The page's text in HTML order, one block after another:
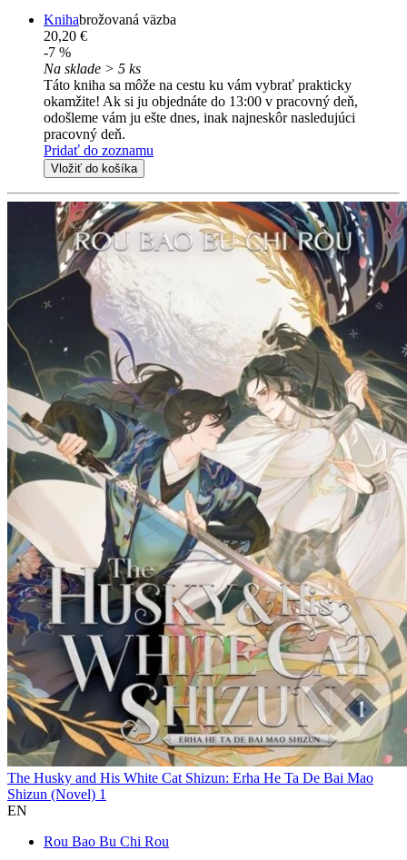
Knihabrožovaná väzba
20,20 €
-7 %
Na sklade > 5 ks
Táto kniha sa môže na cestu ku vám vybrať prakticky
okamžite! Ak si ju objednáte do 13:00 v pracovný deň,
odošleme vám ju ešte dnes, inak najneskôr nasledujúci
pracovný deň.
Pridať do zoznamu
Vložiť do košíka
The Husky and His White Cat Shizun: Erha He Ta De Bai Mao
Shizun (Novel) 1
EN
Rou Bao Bu Chi Rou